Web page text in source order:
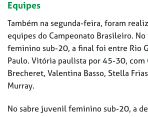
Equipes
Também na segunda-feira, foram
equipes do Campeonato Brasileiro.
feminino sub-20, a final foi entre Rio
Paulo. Vitória paulista por 45-30, com
Brecheret, Valentina Basso, Stella
Murray.
No sabre juvenil feminino sub-20, a